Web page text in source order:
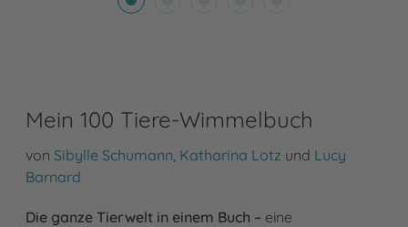
Mein 100 Tiere-Wimmelbuch
von Sibylle Schumann Katharina Lotz und Lucy
Barnard
Die ganze Tierwelt in einem Buch – eine